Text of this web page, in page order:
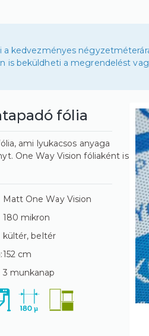
a kedvezményes
is beküldheti a megrendelést
fólia
ami lyukacsos anyaga
One Way Vision fóliaként is
Matt One Way Vision
180 mikron
kültér, beltér
152 cm
3 munkanap